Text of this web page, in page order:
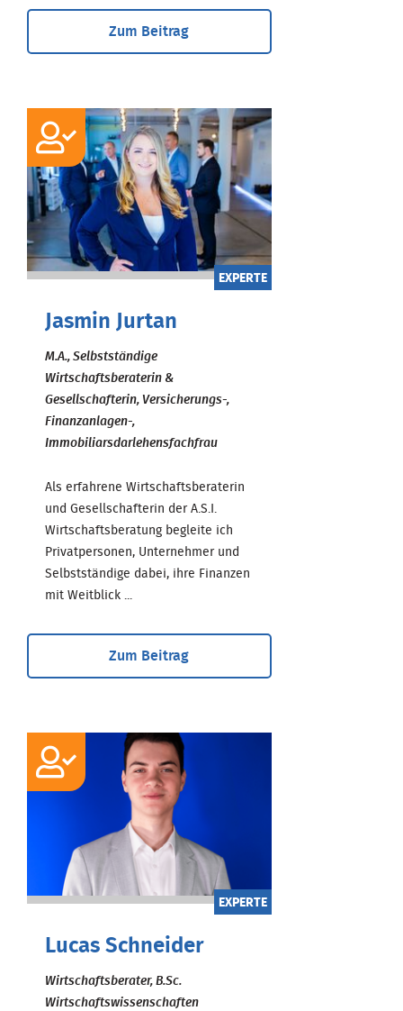
Zum Beitrag
EXPERTE
Jasmin Jurtan
M.A., Selbstständige
Wirtschaftsberaterin &
Gesellschafterin, Versicherungs-,
Finanzanlagen-,
Immobiliarsdarlehensfachfrau
Als erfahrene Wirtschaftsberaterin
und Gesellschafterin der A.S.I.
Wirtschaftsberatung begleite ich
Privatpersonen, Unternehmer und
Selbstständige dabei, ihre Finanzen
mit Weitblick ...
Zum Beitrag
EXPERTE
Lucas Schneider
Wirtschaftsberater, B.Sc.
Wirtschaftswissenschaften